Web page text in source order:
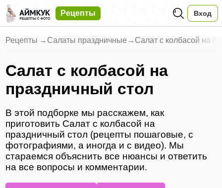
Рецепты Вход
Рецепты → Салаты праздничные → Салат с колбасой на
Салат с колбасой на
праздничный стол
В этой подборке мы расскажем, как
приготовить Салат с колбасой на
праздничный стол (рецепты пошаговые, с
фотографиями, а иногда и с видео). Мы
стараемся объяснить все нюансы и ответить
на все вопросы и комментарии.